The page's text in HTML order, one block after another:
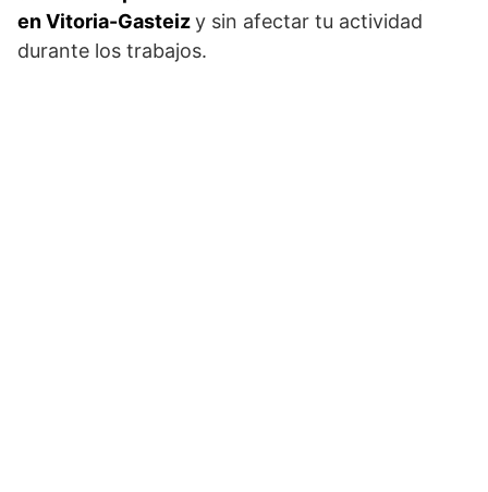
en Vitoria-Gasteizy sin afectar tu actividad
durante los trabajos.